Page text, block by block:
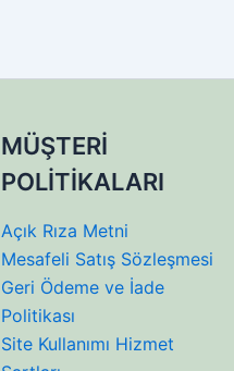
MÜŞTERİ
POLİTİKALARI
Açık Rıza Metni
Mesafeli Satış Sözleşmesi
Geri Ödeme ve İade
Politikası
Site Kullanımı Hizmet